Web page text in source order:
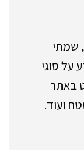
שמתי
על סוגי
באתר
ועוד.